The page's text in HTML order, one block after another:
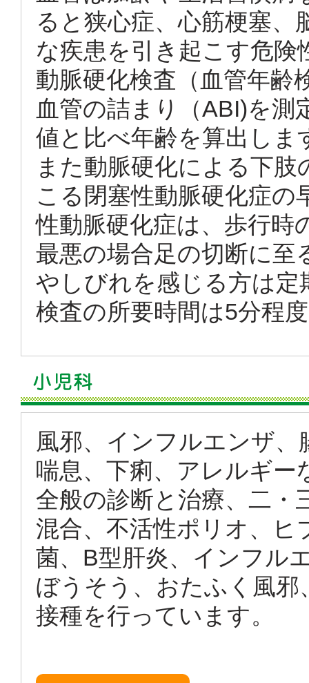
ると狭心症、心筋梗塞、
な疾患を引き起こす危険
動脈硬化検査（血管年齢
血管の詰まり（ABI)を測
値と比べ年齢を算出しま
また動脈硬化による下
こる閉塞性動脈硬化症
性動脈硬化症は、歩行時
最悪の場合足の切断に至
やしびれを感じる方は
検査の所要時間は5分程
風邪、インフルエンザ、
喘息、下痢、アレルギー
全般の診断と治療、二・
混合、不活性ポリオ、ヒ
菌、B型肝炎、インフル
ぼうそう、おたふく風
接種を行っています。